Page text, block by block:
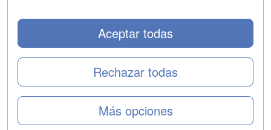
Copyright 2000-2026 Formazion Web, S.L. - Calle
Fermín Caballero, 62 - 28034 Madrid Tel: 91 533 70 78
Más opciones
Rechazar todas
Aceptar todas